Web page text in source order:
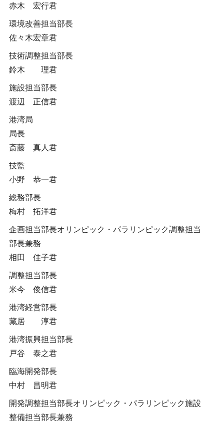
赤木 宏行君
環境改善担当部長
佐々木宏章君
技術調整担当部長
鈴木 理君
施設担当部長
渡辺 正信君
港湾局
局長
斎藤 真人君
技監
小野 恭一君
総務部長
梅村 拓洋君
企画担当部長オリンピック・パラリンピック調整担当
部長兼務
相田 佳子君
調整担当部長
米今 俊信君
港湾経営部長
藏居 淳君
港湾振興担当部長
戸谷 泰之君
臨海開発部長
中村 昌明君
開発調整担当部長オリンピック・パラリンピック施設
整備担当部長兼務